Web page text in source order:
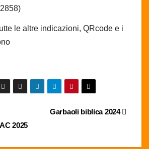
le altre indicazioni, QRcode e i
Garbaoli biblica 2024
2025